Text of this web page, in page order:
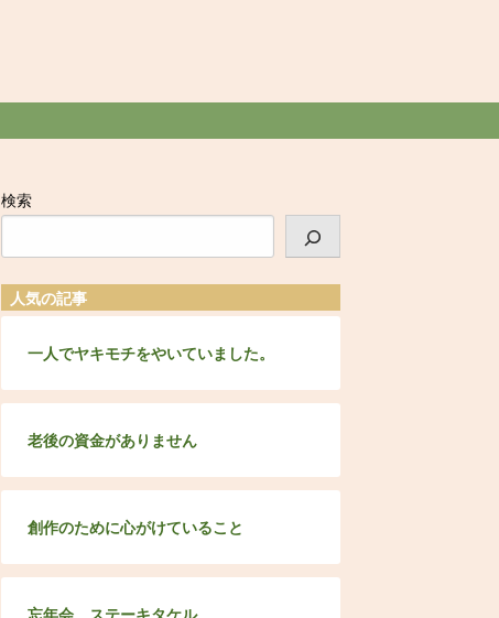
検索
人気の記事
一人でヤキモチをやいていました。
老後の資金がありません
創作のために心がけていること